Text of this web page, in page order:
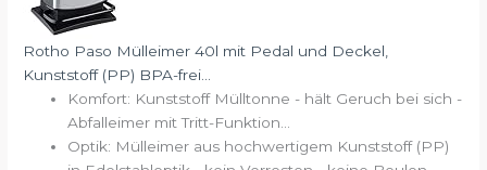
Rotho Paso Mülleimer 40l mit Pedal und Deckel,
Kunststoff (PP) BPA-frei...
Komfort: Kunststoff Mülltonne - hält Geruch bei sich -
Abfalleimer mit Tritt-Funktion...
Optik: Mülleimer aus hochwertigem Kunststoff (PP)